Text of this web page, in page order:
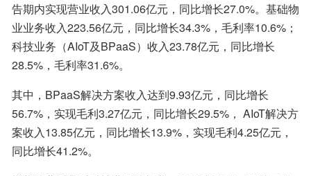
告期内实现营业收入301.06亿元，同比增长27.0%。基础物
业业务收入223.56亿元，同比增长34.3%，毛利率10.6%；
科技业务（AIoT及BPaaS）收入23.78亿元，同比增长
28.5%，毛利率31.6%。
其中，BPaaS解决方案收入达到9.93亿元，同比增长
56.7%，实现毛利3.27亿元，同比增长29.5%， AIoT解决方
案收入13.85亿元，同比增长13.9%，实现毛利4.25亿元，
同比增长41.2%。